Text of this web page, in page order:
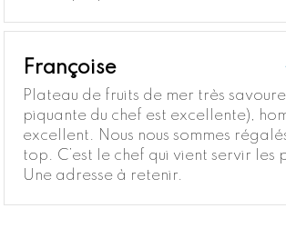
Françoise
Plateau de fruits de mer très
piquante du chef est excellente),
excellent. Nous nous sommes
top. C’est le chef qui vient servir les
Une adresse à retenir.